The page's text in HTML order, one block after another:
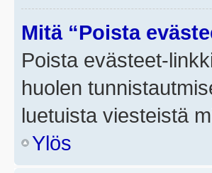
Mitä “Poista
Poista evästeet-
huolen
luetuista viesteistä
Ylös